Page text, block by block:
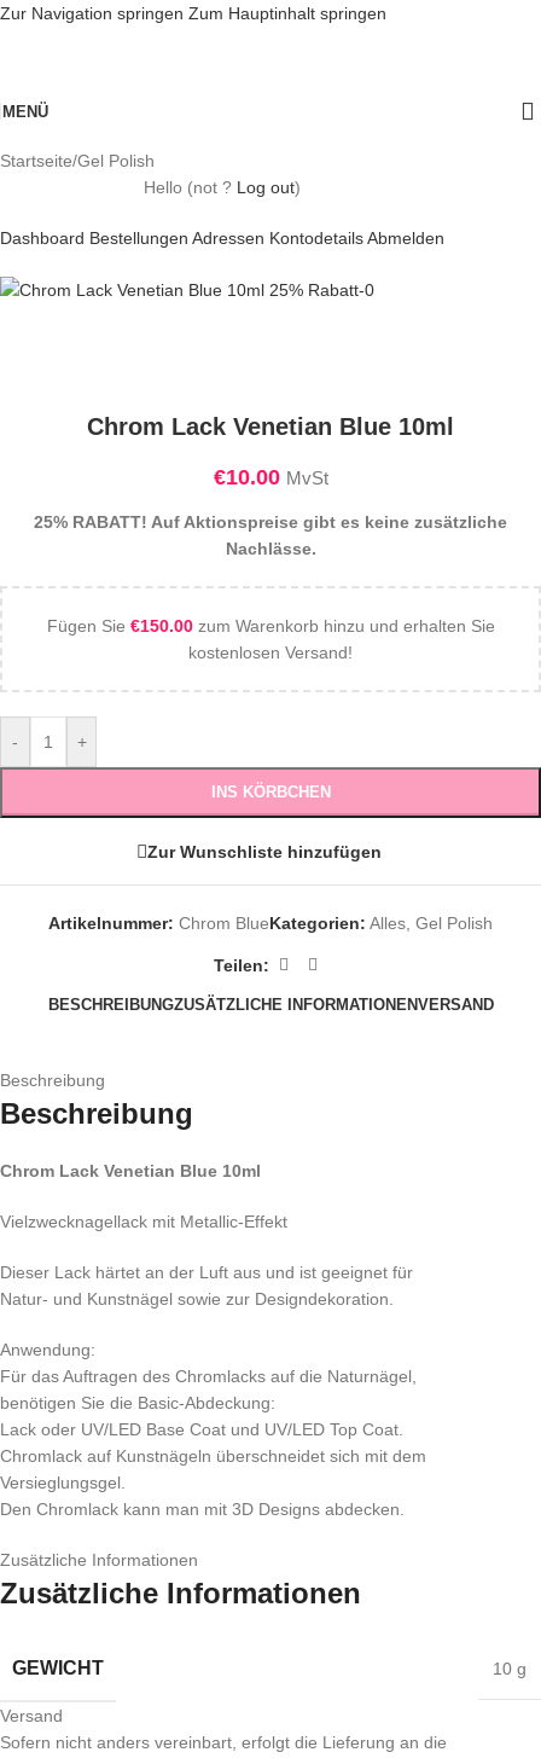
Zur Navigation springen Zum Hauptinhalt springen
MENÜ
Startseite/Gel Polish
Hello (not ? Log out)
Dashboard Bestellungen Adressen KontodetailsAbmelden
Chrom Lack Venetian Blue 10ml
€10.00 MvSt
25% RABATT! Auf Aktionspreise gibt es keine zusätzliche
Nachlässe.
Fügen Sie €150.00zum Warenkorb hinzu und erhalten Sie
kostenlosen Versand!
- +
INS KÖRBCHEN
Zur Wunschliste hinzufügen
Artikelnummer: Chrom BlueKategorien: Alles Gel Polish
Teilen:
BESCHREIBUNGZUSÄTZLICHE INFORMATIONENVERSAND
Beschreibung
Beschreibung
Chrom Lack Venetian Blue 10ml
Vielzwecknagellack mit Metallic-Effekt
Dieser Lack härtet an der Luft aus und ist geeignet für
Natur- und Kunstnägel sowie zur Designdekoration.
Anwendung:
Für das Auftragen des Chromlacks auf die Naturnägel,
benötigen Sie die Basic-Abdeckung:
Lack oder UV/LED Base Coat und UV/LED Top Coat.
Chromlack auf Kunstnägeln überschneidet sich mit dem
Versieglungsgel.
Den Chromlack kann man mit 3D Designs abdecken.
Zusätzliche Informationen
Zusätzliche Informationen
GEWICHT 10 g
Versand
Sofern nicht anders vereinbart, erfolgt die Lieferung an die